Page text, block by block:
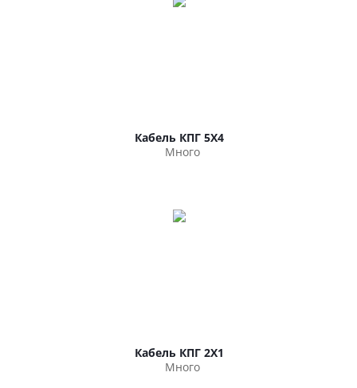
Кабель КПГ 5Х4
Много
Кабель КПГ 2Х1
Много